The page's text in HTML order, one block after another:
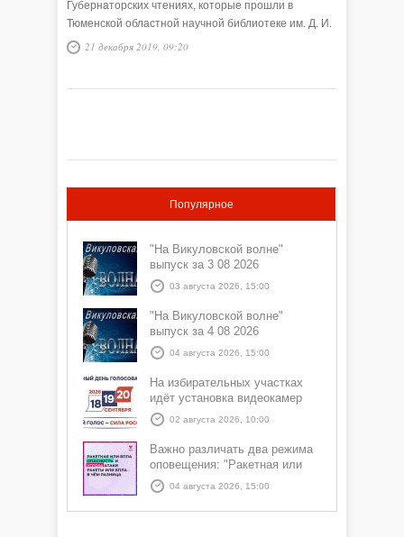
Губернаторских чтениях, которые прошли в
Тюменской областной научной библиотеке им. Д. И.
Менделеева 9 декабря.
21 декабря 2019, 09:20
Популярное
"На Викуловской волне"
выпуск за 3 08 2026
03 августа 2026, 15:00
"На Викуловской волне"
выпуск за 4 08 2026
04 августа 2026, 15:00
На избирательных участках
идёт установка видеокамер
02 августа 2026, 10:00
Важно различать два режима
оповещения: "Ракетная или
БПЛА опасность" и "Угроза
атаки ракеты или БПЛА"
04 августа 2026, 15:00